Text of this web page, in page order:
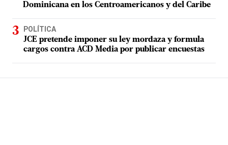
Dominicana en los Centroamericanos y del Caribe
POLÍTICA
JCE pretende imponer su ley mordaza y formula
cargos contra ACD Media por publicar encuestas